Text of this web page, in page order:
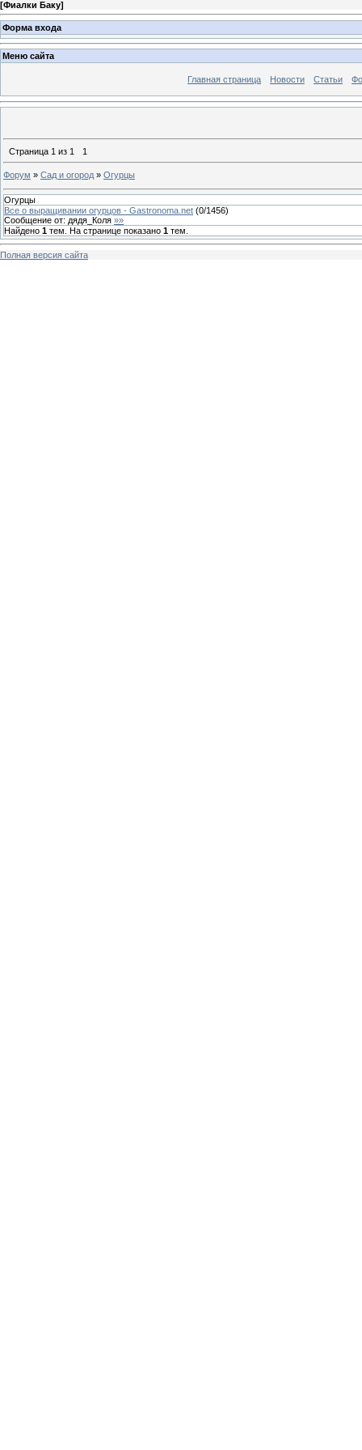
[Фиалки Баку]
Форма входа
Меню сайта
Главная страница Новости Статьи
Страница 1 из 1 1
Форум » Сад и огород » Огурцы
Огурцы
Все о выращивании огурцов - Gastronoma.net (0/1456)
Сообщение от: дядя_Коля »»
Найдено 1 тем. На странице показано 1 тем.
Полная версия сайта